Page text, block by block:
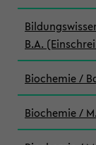
B.A.
Biochemie /
Biochemie /